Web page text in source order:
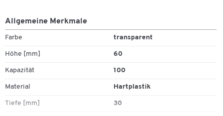
Allgemeine Merkmale
Farbe transparent
Höhe [mm] 60
Kapazität 100
Material Hartplastik
Tiefe [mm] 30